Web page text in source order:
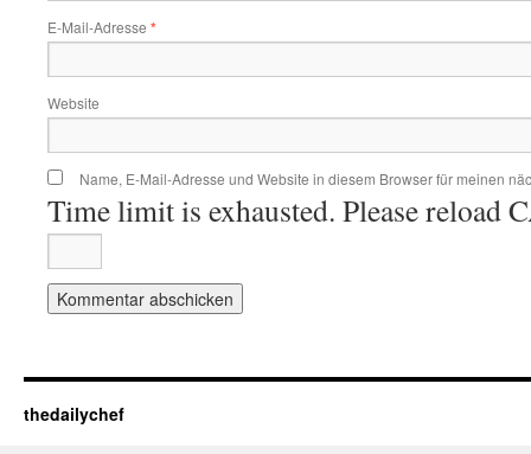
E-Mail-Adresse *
Website
Name, E-Mail-Adresse und Website in diesem Browser für meinen
Time limit is exhausted. Please reload
thedailychef